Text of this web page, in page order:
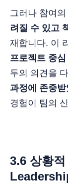
그러나 참여
려질 수 있고
재합니다. 이
프로젝트 중심
두의 의견을
과정에 존중
경험이 팀의
3.6 상황